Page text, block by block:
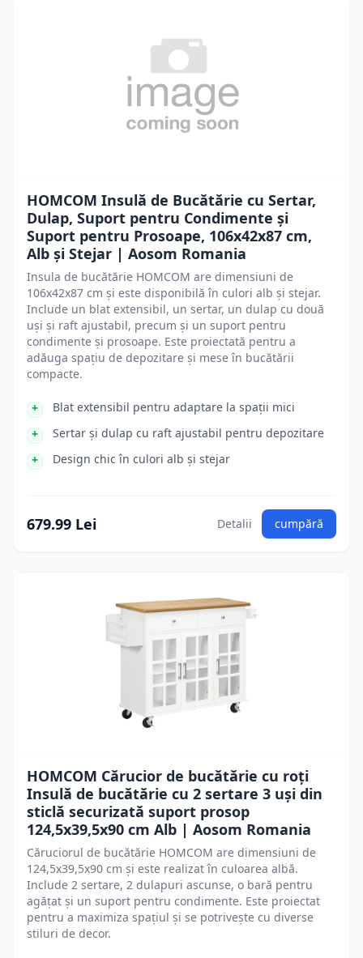
HOMCOM Insulă de Bucătărie cu Sertar,
Dulap, Suport pentru Condimente și
Suport pentru Prosoape, 106x42x87 cm,
Alb și Stejar | Aosom Romania
Insula de bucătărie HOMCOM are dimensiuni de
106x42x87 cm și este disponibilă în culori alb și stejar.
Include un blat extensibil, un sertar, un dulap cu două
uși și raft ajustabil, precum și un suport pentru
condimente și prosoape. Este proiectată pentru a
adăuga spațiu de depozitare și mese în bucătării
compacte.
Blat extensibil pentru adaptare la spații mici
Sertar și dulap cu raft ajustabil pentru depozitare
Design chic în culori alb și stejar
679.99 Lei Detalii cumpără
HOMCOM Cărucior de bucătărie cu roți
Insulă de bucătărie cu 2 sertare 3 uși din
sticlă securizată suport prosop
124,5x39,5x90 cm Alb | Aosom Romania
Căruciorul de bucătărie HOMCOM are dimensiuni de
124,5x39,5x90 cm și este realizat în culoarea albă.
Include 2 sertare, 2 dulapuri ascunse, o bară pentru
agățat și un suport pentru condimente. Este proiectat
pentru a maximiza spațiul și se potrivește cu diverse
stiluri de decor.